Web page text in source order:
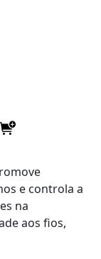
e controla a
na
aos fios,